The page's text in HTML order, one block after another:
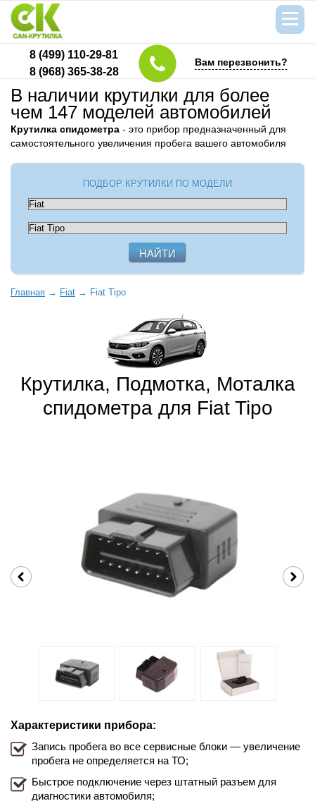
8 (499) 110-29-81
8 (968) 365-38-28
Вам перезвонить?
В наличии крутилки для более
чем 147 моделей автомобилей
Крутилка спидометра - это прибор предназначенный для
самостоятельного увеличения пробега вашего автомобиля
ПОДБОР КРУТИЛКИ ПО МОДЕЛИ
Главная → Fiat → Fiat Tipo
Крутилка, Подмотка, Моталка
спидометра для Fiat Tipo
Характеристики прибора:
Запись пробега во все сервисные блоки — увеличение
пробега не определяется на ТО;
Быстрое подключение через штатный разъем для
диагностики автомобиля;